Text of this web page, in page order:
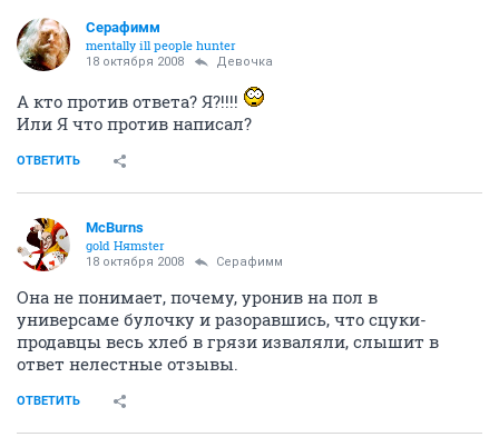
Серафимм
mentally ill people hunter
18 октября 2008 Девочка
А кто против ответа? Я?!!!!
Или Я что против написал?
ОТВЕТИТЬ
McBurns
gold Няmster
18 октября 2008 Серафимм
Она не понимает, почему, уронив на пол в
универсаме булочку и разоравшись, что сцуки-
продавцы весь хлеб в грязи изваляли, слышит в
ответ нелестные отзывы.
ОТВЕТИТЬ